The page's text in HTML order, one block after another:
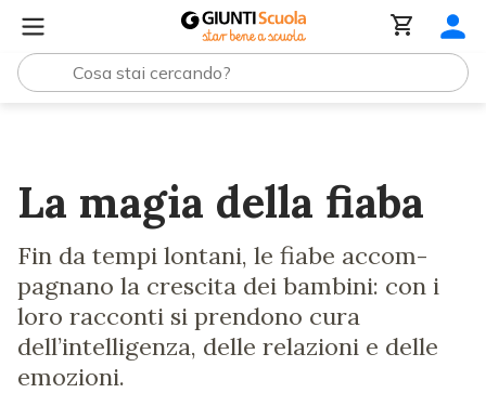
La magia della fiaba
Fin da tempi lontani, le fiabe accom­
pagnano la crescita dei bambini: con i
loro racconti si prendono cura
dell’intel­ligenza, delle relazioni e delle
emozioni.